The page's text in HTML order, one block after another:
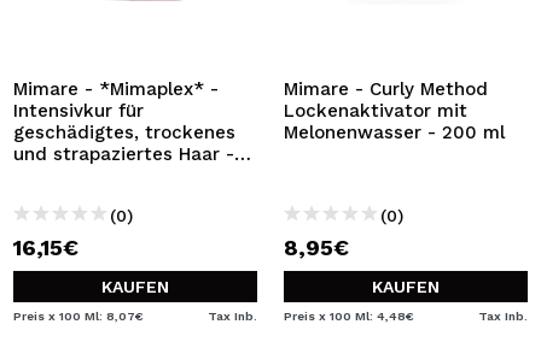
Mimare - *Mimaplex* -
Intensivkur für
geschädigtes, trockenes
und strapaziertes Haar -
(0)
16,15€
KAUFEN
Preis x 100 Ml: 8,07€ Tax Inb.
Mimare - Curly Method
Lockenaktivator mit
Melonenwasser - 200 ml
(0)
8,95€
KAUFEN
Preis x 100 Ml: 4,48€ Tax Inb.